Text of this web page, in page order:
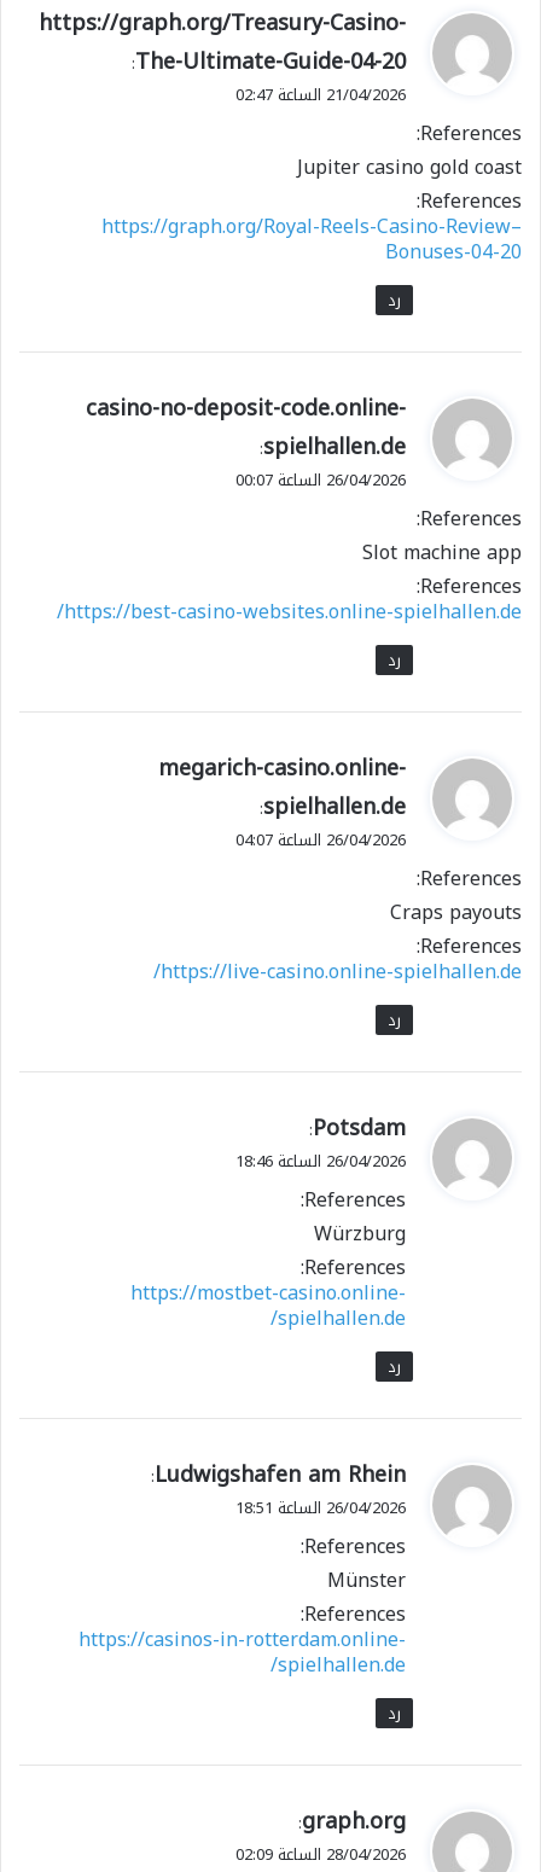
ي
ق
و
ل
https://graph.org/Treasury-Casino-
The-Ultimate-Guide-04-20
:
21/04/2026 الساعة 02:47
References:
Jupiter casino gold coast
References:
https://graph.org/Royal-Reels-Casino-Review–
Bonuses-04-20
رد
ي
و
ل
casino-no-deposit-code.online-
spielhallen.de
:
26/04/2026 الساعة 00:07
References:
Slot machine app
References:
https://best-casino-websites.online-spielhallen.de/
رد
ي
و
ل
megarich-casino.online-
spielhallen.de
:
26/04/2026 الساعة 04:07
References:
Craps payouts
References:
https://live-casino.online-spielhallen.de/
رد
ي
ق
ل
Potsdam
:
26/04/2026 الساعة 18:46
References:
Würzburg
References:
https://mostbet-casino.online-
spielhallen.de/
رد
ي
ق
ل
Ludwigshafen am Rhein
:
26/04/2026 الساعة 18:51
References:
Münster
References:
https://casinos-in-rotterdam.online-
spielhallen.de/
رد
ي
ق
graph.org
:
28/04/2026 الساعة 02:09